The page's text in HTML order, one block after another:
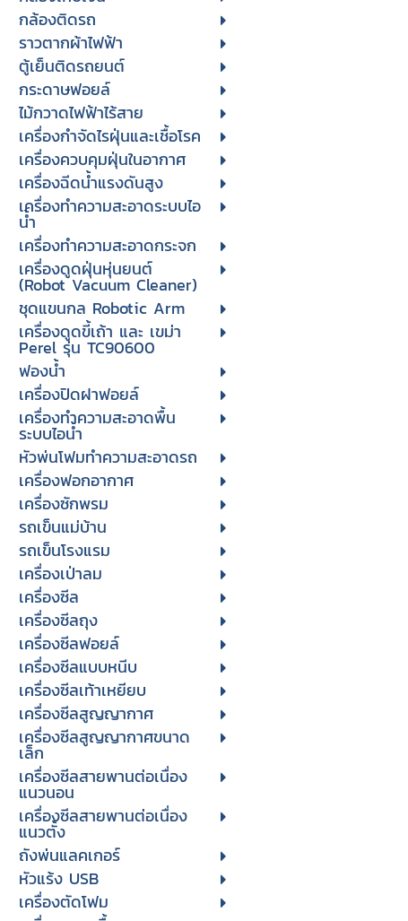
กล้องติดรถ
ราวตากผ้าไฟฟ้า
ตู้เย็นติดรถยนต์
กระดาษฟอยล์
ไม้กวาดไฟฟ้าไร้สาย
เครื่องกำจัดไรฝุ่นและเชื้อโรค
เครื่องควบคุมฝุ่นในอากาศ
เครื่องฉีดน้ำแรงดันสูง
เครื่องทำความสะอาดระบบไอ
น้ำ
เครื่องทำความสะอาดกระจก
เครื่องดูดฝุ่นหุ่นยนต์
(Robot Vacuum Cleaner)
ชุดแขนกล Robotic Arm
เครื่องดูดขี้เถ้า และ เขม่า
Perel รุ่น TC90600
ฟองน้ำ
เครื่องปิดฝาฟอยล์
เครื่องทำความสะอาดพื้น
ระบบไอน้ำ
หัวพ่นโฟมทำความสะอาดรถ
เครื่องฟอกอากาศ
เครื่องซักพรม
รถเข็นแม่บ้าน
รถเข็นโรงแรม
เครื่องเป่าลม
เครื่องซีล
เครื่องซีลถุง
เครื่องซีลฟอยล์
เครื่องซีลแบบหนีบ
เครื่องซีลเท้าเหยียบ
เครื่องซีลสูญญากาศ
เครื่องซีลสูญญากาศขนาด
เล็ก
เครื่องซีลสายพานต่อเนื่อง
แนวนอน
เครื่องซีลสายพานต่อเนื่อง
แนวตั้ง
ถังพ่นแลคเกอร์
หัวแร้ง USB
เครื่องตัดโฟม